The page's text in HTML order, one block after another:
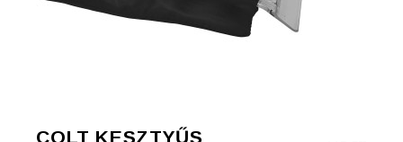
COLT KESZTYŰS